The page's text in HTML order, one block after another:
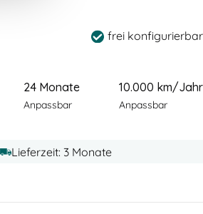
frei konfigurierbar
24 Monate
Anpassbar
10.000 km/Jahr
Anpassbar
Lieferzeit: 3 Monate